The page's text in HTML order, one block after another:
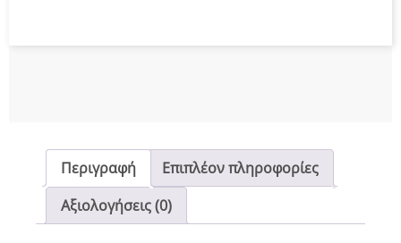
ποσότητα
Περιγραφή
Επιπλέον πληροφορίες
Αξιολογήσεις (0)